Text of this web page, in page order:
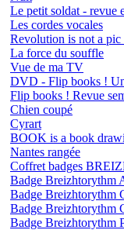
Le petit soldat - revue
Les cordes vocales
Revolution is not a pic
La force du souffle
Vue de ma TV
DVD - Flip books !
Flip books ! Revue
Chien coupé
Cyrart
BOOK is a book
Nantes rangée
Coffret badges
Badge Breizhtorythm
Badge Breizhtorythm
Badge Breizhtorythm
Badge Breizhtorythm